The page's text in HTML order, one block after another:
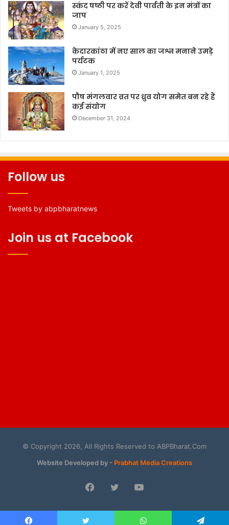
स्कंद षष्ठी पर करें देवी पार्वती के इन मंत्रों का
जाप
January 5, 2025
केदारकांठा में नए साल का जश्न मनाने उमड़े
पर्यटक
January 1, 2025
पौष मंगलवार व्रत पर ध्रुव योग समेत बन रहे हैं
कई संयोग
December 31, 2024
Follow us
Tweets by abpbharatnews
Join us at Facebook
© Copyright 2026, All Rights Reserved to ABPBharat.Com
Website Developed by - Prabhat Media Creations
Facebook
TwitterYouTube